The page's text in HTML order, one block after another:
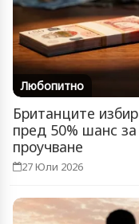
Любопитно
Британците
пред 50% шанс
проучване
27 Юли 2026